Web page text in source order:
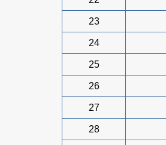
23
24
25
26
27
28